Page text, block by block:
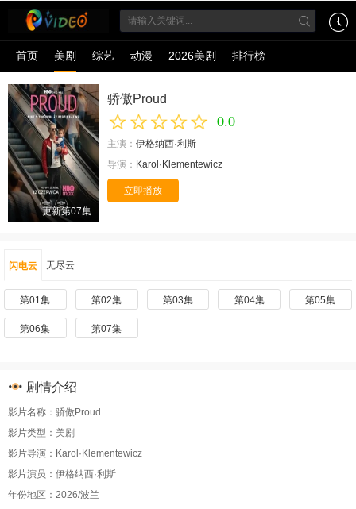
首页 美剧 综艺 动漫 2026美剧 排行榜
更新第07集
骄傲Proud
0.0
主演： 伊格纳西·利斯
导演： Karol·Klementewicz
立即播放
闪电云 无尽云
第01集 第02集 第03集 第04集 第05集
第06集 第07集
剧情介绍
影片名称：骄傲Proud
影片类型：美剧
影片导演：Karol·Klementewicz
影片演员：伊格纳西·利斯
年份地区：2026/波兰